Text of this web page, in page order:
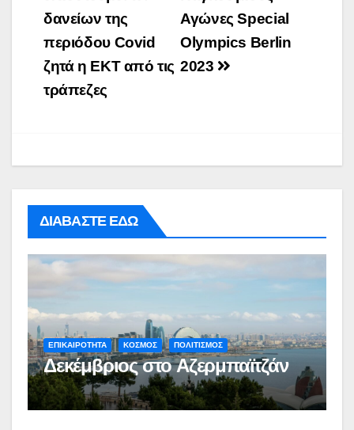
Αγώνες Special
Olympics Berlin
2023
δανείων της
περιόδου Covid
ζητά η ΕΚΤ από τις
τράπεζες
ΔΙΑΒΑΣΤΕ ΕΔΩ
ΕΠΙΚΑΙΡΟΤΗΤΑ ΚΟΣΜΟΣ ΠΟΛΙΤΙΣΜΟΣ
Δεκέμβριος στο Αζερμπαϊτζάν